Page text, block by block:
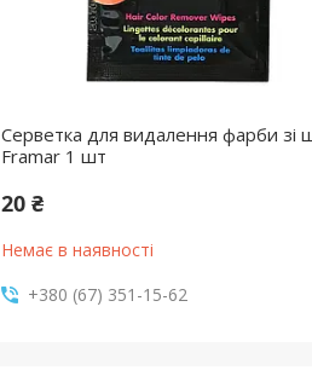
Серветка для видалення фарби зі
Framar 1 шт
20 ₴
Немає в наявності
+380 (67) 351-15-62